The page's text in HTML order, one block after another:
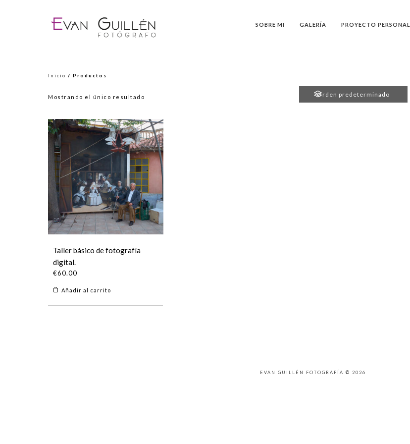
SOBRE MI GALERÍA PROYECTO PERSONAL
Inicio / Productos
Mostrando el único resultado Orden predeterminado
Taller básico de fotografía
digital.
€60.00
Añadir al carrito
EVAN GUILLÉN FOTOGRAFÍA © 2026